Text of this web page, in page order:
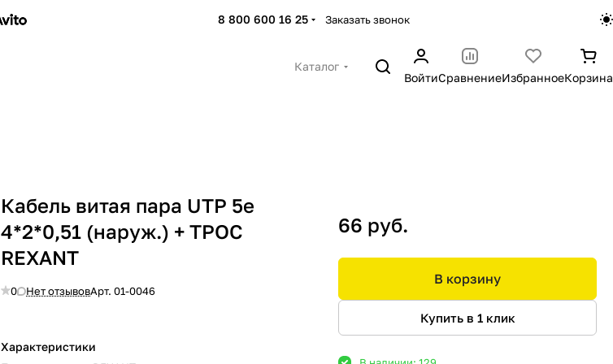
8 800 600 16 25 Заказать звонок
Каталог
ВойтиСравнениеИзбранноеКорзина
Кабель витая пара UTP 5e
4*2*0,51 (наруж.) + ТРОС
REXANT
0 Нет отзывовАрт.01-0046
Характеристики
66 руб.
В корзину
Купить в 1 клик